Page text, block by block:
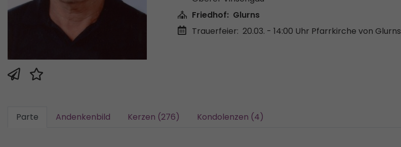
Friedhof: Glurns
Trauerfeier: 20.03. - 14:00 Uhr Pfarrkirche von Glurns
Parte Andenkenbild Kerzen (276) Kondolenzen (4)